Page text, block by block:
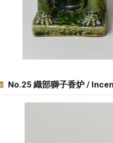
No.25 織部獅子香炉 /